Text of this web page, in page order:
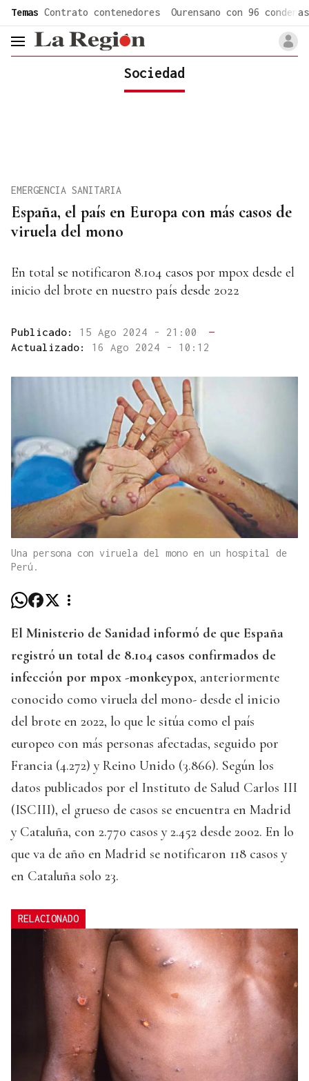
Temas Contrato contenedores Ourensano con 96 condenas
header.menu.open
Sociedad
España, el país en Europa con más casos de
viruela del mono
EMERGENCIA SANITARIA
En total se notificaron 8.104 casos por mpox desde el
inicio del brote en nuestro país desde 2022
Publicado: 15 Ago 2024 - 21:00
—
Actualizado: 16 Ago 2024 - 10:12
Una persona con viruela del mono en un hospital de
Perú.
El Ministerio de Sanidad informó de que España
registró un total de 8.104 casos confirmados de
infección por mpox -monkeypox, anteriormente
conocido como viruela del mono- desde el inicio
del brote en 2022, lo que le sitúa como el país
europeo con más personas afectadas, seguido por
Francia (4.272) y Reino Unido (3.866). Según los
datos publicados por el Instituto de Salud Carlos III
(ISCIII), el grueso de casos se encuentra en Madrid
y Cataluña, con 2.770 casos y 2.452 desde 2002. En lo
que va de año en Madrid se notificaron 118 casos y
en Cataluña solo 23.
RELACIONADO